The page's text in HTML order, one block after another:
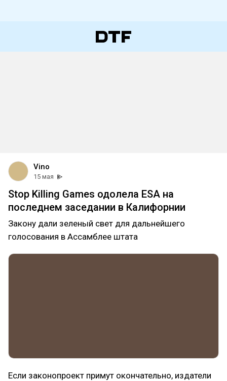
Vino
15 мая
Stop Killing Games одолела ESA на
последнем заседании в Калифорнии
Закону дали зеленый свет для дальнейшего
голосования в Ассамблее штата
Если законопроект примут окончательно, издатели